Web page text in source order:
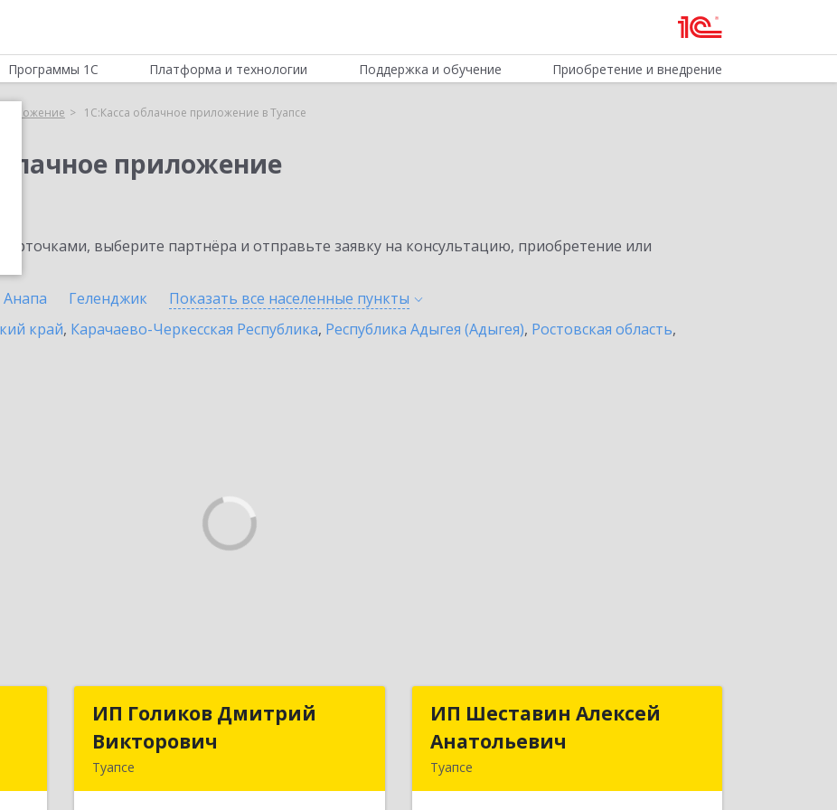
Программы 1С Платформа и технологии Поддержка и обучение Приобретение и внедрение
1С:Касса облачное приложение в Туапсе
приложение
выберите партнёра и отправьте заявку на консультацию, приобретение или
Анапа Геленджик Показать все населенные пункты
край, Карачаево-Черкесская Республика, Республика Адыгея (Адыгея), Ростовская область,
ИП Голиков Дмитрий
Викторович
Туапсе
ИП Голиков Дмитрий
ИП Шеставин Алексей
Анатольевич
Туапсе
ИП Шеставин Алексей